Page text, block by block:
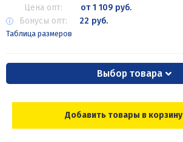
Цена опт:
от 1 109 руб.
Бонусы опт:
22 руб.
Таблица размеров
Выбор товара
Добавить товары в корзину